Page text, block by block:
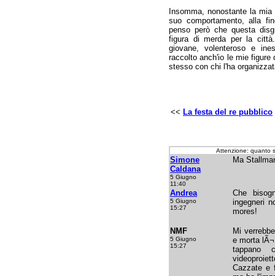
Insomma, nonostante la
suo comportamento, alla
penso però che questa
figura di merda per la
giovane, volenteroso e
raccolto anch'io le mie figure
stesso con chi l'ha
<< La festa del re pubblico
Attenzione: quanto
Simone
Caldana
5 Giugno
11:40
Ma
Andrea
5 Giugno
15:27
Che
ingegneri
mores!
NMF
5 Giugno
15:27
Mi
e morta
Cazzate e